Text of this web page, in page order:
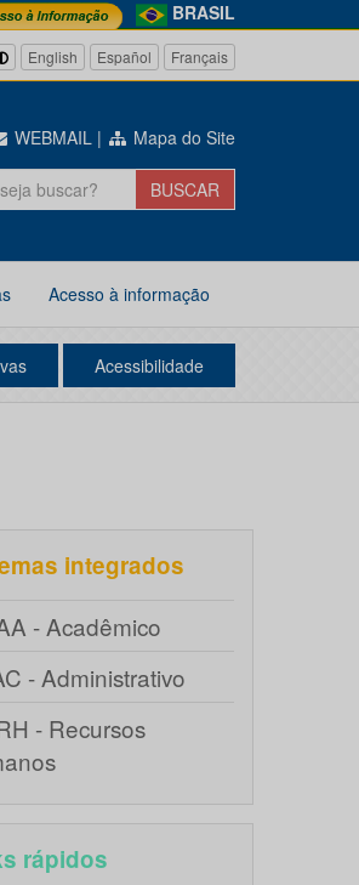
BRASIL
English Español Français
WEBMAIL | Mapa do Site
Acesso à informação
Acessibilidade
integrados
- Acadêmico
- Administrativo
- Recursos
rápidos